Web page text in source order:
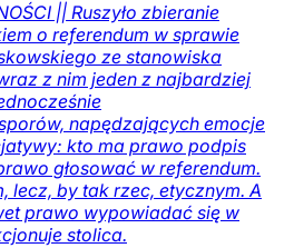
|| Ruszyło zbieranie
o referendum w sprawie
ze stanowiska
z nim jeden z najbardziej
napędzających emocje
kto ma prawo podpis
głosować w referendum.
lecz, by tak rzec, etycznym. A
prawo wypowiadać się w
stolica.